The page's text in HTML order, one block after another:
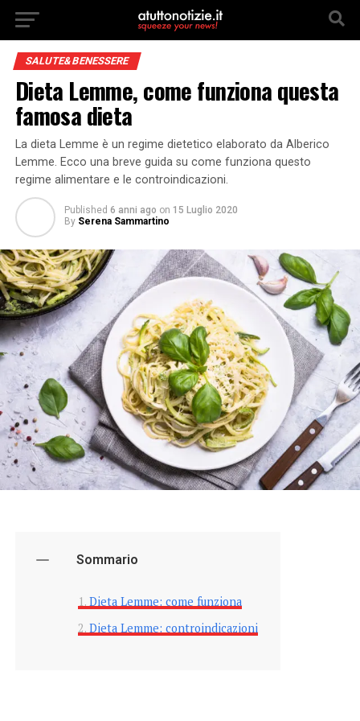
SALUTE&BENESSERE
Dieta Lemme, come funziona questa
famosa dieta
La dieta Lemme è un regime dietetico elaborato da Alberico
Lemme. Ecco una breve guida su come funziona questo
regime alimentare e le controindicazioni.
Published 6 anni ago on 15 Luglio 2020
By Serena Sammartino
Sommario
Dieta Lemme: come funziona
Dieta Lemme: controindicazioni